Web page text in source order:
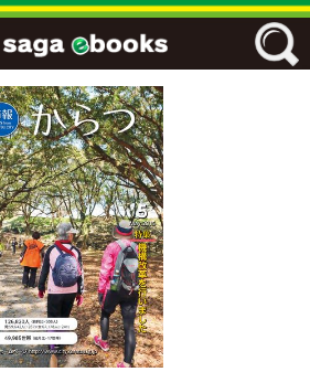
フリーワード
ジャンル
エリア